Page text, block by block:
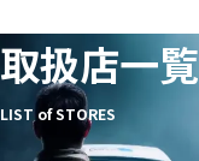
取扱店一覧
LIST of STORES